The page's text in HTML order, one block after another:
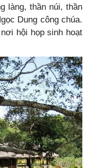
làng, thần núi, thần
Dung công chúa.
hội họp sinh hoạt